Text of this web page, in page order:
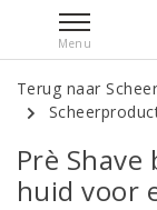
Menu
Terug naar
Prè
huid voor